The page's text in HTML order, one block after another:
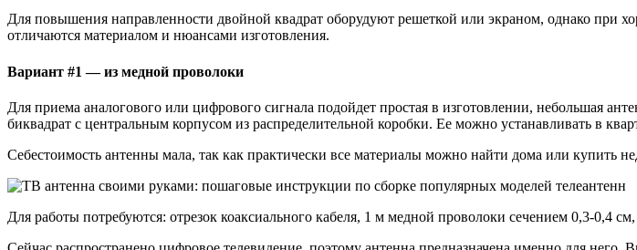
Для повышения направленности двойной квадрат оборудуют решеткой или экраном, однако при
отличаются материалом и нюансами изготовления.
Вариант #1 — из медной проволоки
Для приема аналогового или цифрового сигнала подойдет простая в изготовлении, небольшая
биквадрат с центральным корпусом из распределительной коробки. Ее можно устанавливать в
Себестоимость антенны мала, так как практически все материалы можно найти дома или купить
Для работы потребуются: отрезок коаксиального кабеля, 1 м медной проволоки сечением 0,3-0,4